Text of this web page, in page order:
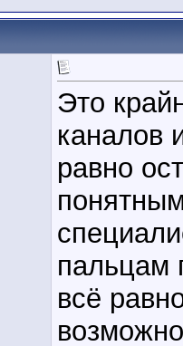
Это
каналов
равно
пальцам
всё